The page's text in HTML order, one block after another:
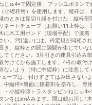
じゅ4×で固定後、ブッシユボタンで
小縦枠用）を使用します。縦枠は、
のときは見切り縁を付けた．縦枠部
ネートチューブ［お願い11上枠は、
に木工用ポンド（現場手配）で接着
い。2引違いには、枠定規が同相さ
き、縦枠との聞に隙闘が生じていな
てください。3片引きの建具引込み
付けてから施工します。4枠の取付
ないよう（特に中縦枠）に注意して
ーブは、付けすぎてはみ出さない
中縦枠※裏面に接着剤を塗布し、専
・小縦枠涼トラスタッピンねじゅ
ンをはめ込みます。開口鶴お川し1